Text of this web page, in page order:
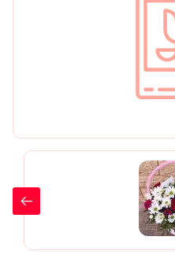
Цветы любимой
Цветы дочери